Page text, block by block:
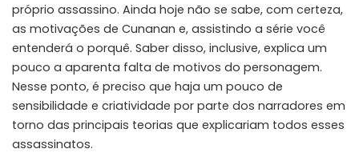
próprio assassino. Ainda hoje não se sabe, com certeza,
as motivações de Cunanan e, assistindo a série você
entenderá o porquê. Saber disso, inclusive, explica um
pouco a aparenta falta de motivos do personagem.
Nesse ponto, é preciso que haja um pouco de
sensibilidade e criatividade por parte dos narradores em
torno das principais teorias que explicariam todos esses
assassinatos.